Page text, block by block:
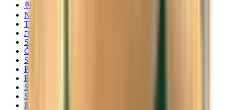
한국어
Norsk
Türkçe
עברית
Svenska
Čeština
Slovenčina
Polski
Română
Srpski
Suomi
Nederlands